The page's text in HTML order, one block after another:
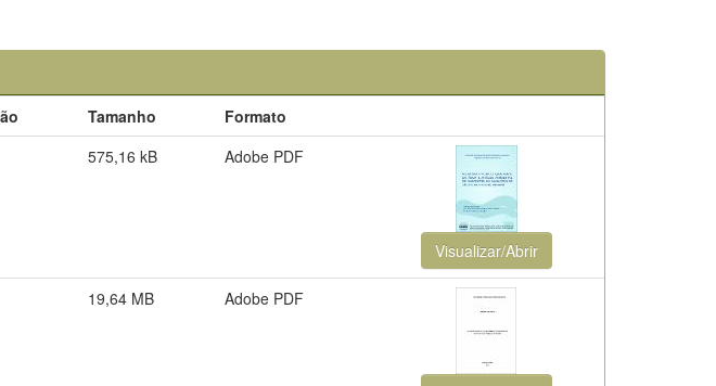
Tamanho
Formato
575,16 kB Adobe PDF
Visualizar/Abrir
19,64 MB Adobe PDF